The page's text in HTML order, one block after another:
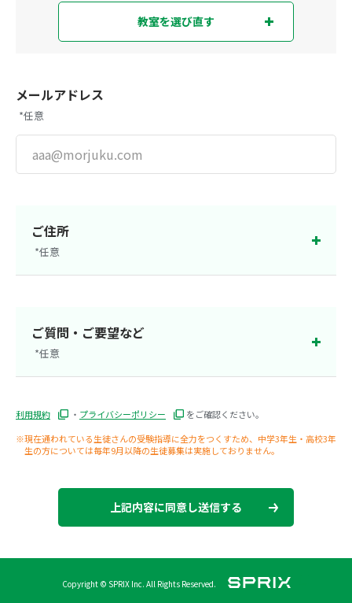
教室を選び直す
現在地から探す
都道府県から探す
東京都
教室を選び直す
メールアドレス
*任意
ご住所
*任意
ご質問・ご要望など
*任意
利用規約 ・ プライバシーポリシー
をご確認ください。
※現在通われている生徒さんの受験指導に全力をつくすため、中学3年生・高校3年
生の方については毎年9月以降の生徒募集は実施しておりません。
上記内容に同意し送信する
Copyright © SPRIX Inc. All Rights Reserved.